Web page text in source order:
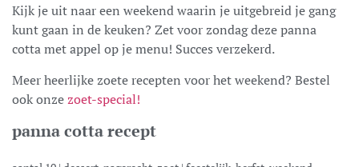
Kijk je uit naar een weekend waarin je uitgebreid je gang
kunt gaan in de keuken? Zet voor zondag deze panna
cotta met appel op je menu! Succes verzekerd.
Meer heerlijke zoete recepten voor het weekend? Bestel
ook onzezoet-special!
panna cotta recept